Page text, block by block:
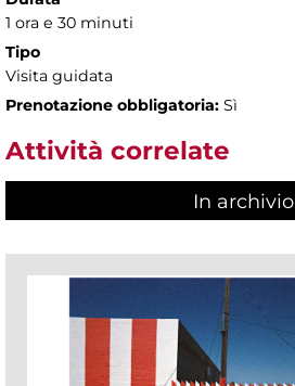
1 ora e 30 minuti
Tipo
Visita guidata
Prenotazione obbligatoria: Sì
Attività correlate
In archivio